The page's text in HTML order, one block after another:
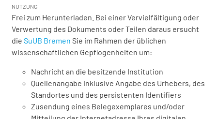
NUTZUNG
Frei zum Herunterladen. Bei einer Vervielfältigung oder
Verwertung des Dokuments oder Teilen daraus ersucht
die SuUB Bremen Sie im Rahmen der üblichen
wissenschaftlichen Gepflogenheiten um:
Nachricht an die besitzende Institution
Quellenangabe inklusive Angabe des Urhebers, des
Standortes und des persistenten Identifiers
Zusendung eines Belegexemplares und/oder